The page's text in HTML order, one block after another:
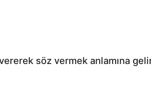
söz vermek anlamına